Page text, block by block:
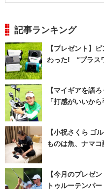
記事ランキング
【プレゼント】
わった! “プラス
【マイギアを語
「打感がいいか
【小祝さくら
ものは魚、ナマ
【今月のプレゼ
トゥルーテンパ